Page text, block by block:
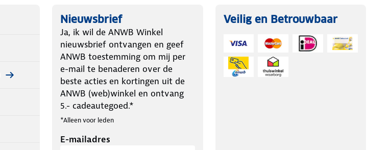
Nieuwsbrief
Ja, ik wil de ANWB Winkel
nieuwsbrief ontvangen en geef
ANWB toestemming om mij per
e-mail te benaderen over de
beste acties en kortingen uit de
ANWB (web)winkel en ontvang
5.- cadeautegoed.*
*Alleen voor leden
E-mailadres
Veilig en Betrouwbaar